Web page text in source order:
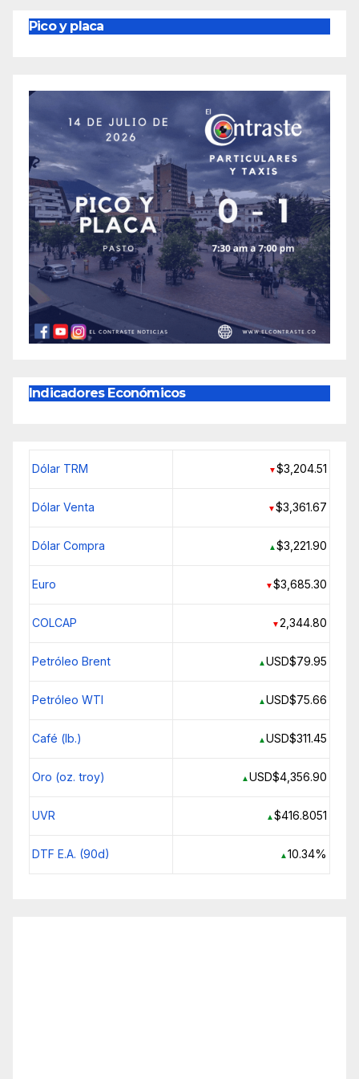
Pico y placa
Indicadores Económicos
Dólar TRM ▼$3,204.51
Dólar Venta ▼$3,361.67
Dólar Compra ▲$3,221.90
Euro ▼$3,685.30
COLCAP ▼2,344.80
Petróleo Brent ▲USD$79.95
Petróleo WTI ▲USD$75.66
Café (lb.) ▲USD$311.45
Oro (oz. troy) ▲USD$4,356.90
UVR ▲$416.8051
DTF E.A. (90d) ▲10.34%